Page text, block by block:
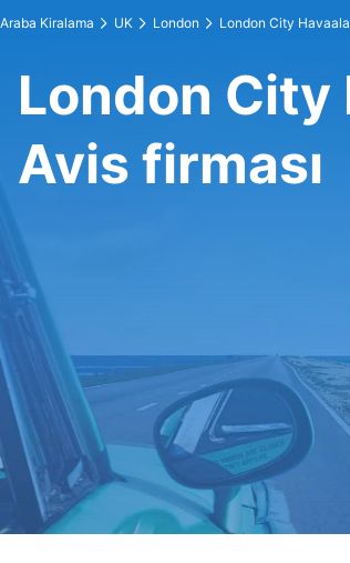
Araba Kiralama UK London London City
London City
Avis firması